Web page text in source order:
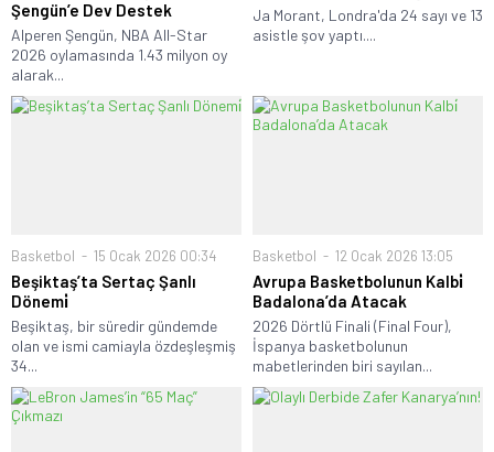
Şengün’e Dev Destek
Alperen Şengün, NBA All-Star
2026 oylamasında 1.43 milyon oy
alarak...
Ja Morant, Londra'da 24 sayı ve 13
asistle şov yaptı....
Basketbol 15 Ocak 2026 00:34
Beşiktaş’ta Sertaç Şanlı
Dönemi̇
Beşiktaş, bir süredir gündemde
olan ve ismi camiayla özdeşleşmiş
34...
Basketbol 12 Ocak 2026 13:05
Avrupa Basketbolunun Kalbi̇
Badalona’da Atacak
2026 Dörtlü Finali (Final Four),
İspanya basketbolunun
mabetlerinden biri sayılan...